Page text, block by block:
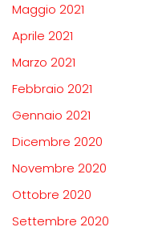
Maggio 2021
Aprile 2021
Marzo 2021
Febbraio 2021
Gennaio 2021
Dicembre 2020
Novembre 2020
Ottobre 2020
Settembre 2020